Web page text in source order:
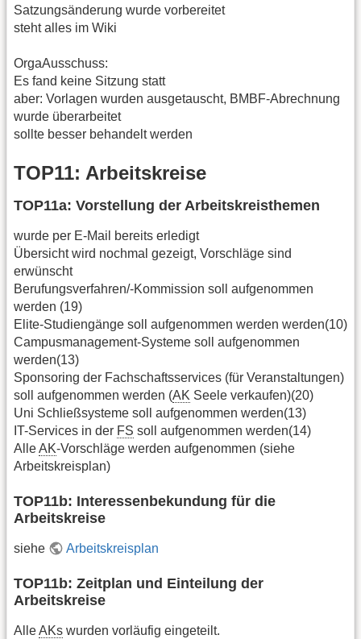
Satzungsänderung wurde vorbereitet
steht alles im Wiki
OrgaAusschuss:
Es fand keine Sitzung statt
aber: Vorlagen wurden ausgetauscht, BMBF-Abrechnung
wurde überarbeitet
sollte besser behandelt werden
TOP11: Arbeitskreise
TOP11a: Vorstellung der Arbeitskreisthemen
wurde per E-Mail bereits erledigt
Übersicht wird nochmal gezeigt, Vorschläge sind
erwünscht
Berufungsverfahren/-Kommission soll aufgenommen
werden (19)
Elite-Studiengänge soll aufgenommen werden werden(10)
Campusmanagement-Systeme soll aufgenommen
werden(13)
Sponsoring der Fachschaftsservices (für Veranstaltungen)
soll aufgenommen werden (AK Seele verkaufen)(20)
Uni Schließsysteme soll aufgenommen werden(13)
IT-Services in der FS soll aufgenommen werden(14)
AlleAK-Vorschläge werden aufgenommen (siehe
Arbeitskreisplan)
TOP11b: Interessenbekundung für die
Arbeitskreise
siehe Arbeitskreisplan
TOP11b: Zeitplan und Einteilung der
Arbeitskreise
AlleAKs wurden vorläufig eingeteilt.